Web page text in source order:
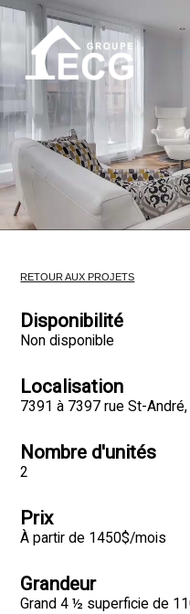
RETOUR AUX PROJETS
Disponibilité
Non disponible
Localisation
7391 à 7397 rue St-André,
Nombre d'unités
2
Prix
À partir de 1450$/mois
Grandeur
Grand 4 ½ superficie de